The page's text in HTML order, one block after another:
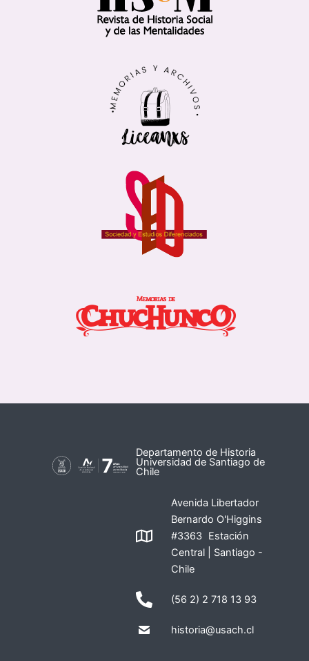
Departamento de Historia
Universidad de Santiago de
Chile
Avenida Libertador
Bernardo O'Higgins
#3363 Estación
Central | Santiago -
Chile
(56 2) 2 718 13 93
historia@usach.cl